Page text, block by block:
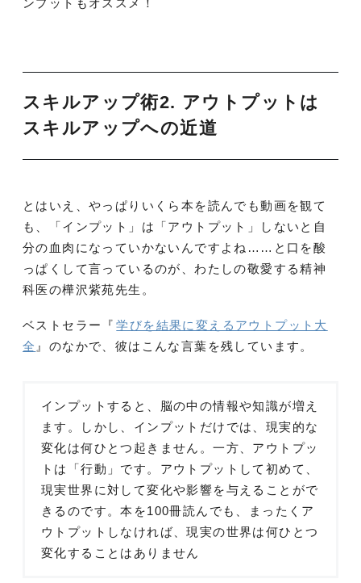
ンプットもオススメ！
スキルアップ術2. アウトプットは
スキルアップへの近道
とはいえ、やっぱりいくら本を読んでも動画を観て
も、「インプット」は「アウトプット」しないと自
分の血肉になっていかないんですよね……と口を酸
っぱくして言っているのが、わたしの敬愛する精神
科医の樺沢紫苑先生。
ベストセラー『 学びを結果に変えるアウトプット大
全 』のなかで、彼はこんな言葉を残しています。
インプットすると、脳の中の情報や知識が増え
ます。しかし、インプットだけでは、現実的な
変化は何ひとつ起きません。一方、アウトプッ
トは「行動」です。アウトプットして初めて、
現実世界に対して変化や影響を与えることがで
きるのです。本を100冊読んでも、まったくア
ウトプットしなければ、現実の世界は何ひとつ
変化することはありません